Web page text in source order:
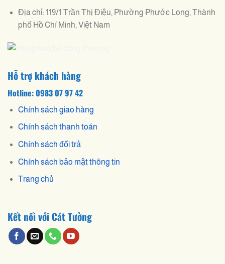
Địa chỉ: 119/1 Trần Thị Điệu, Phường Phước Long, Thành
phố Hồ Chí Minh, Việt Nam
Hỗ trợ khách hàng
Hotline: 0983 07 97 42
Chính sách giao hàng
Chính sách thanh toán
Chính sách đổi trả
Chính sách bảo mật thông tin
Trang chủ
Kết nối với Cát Tường